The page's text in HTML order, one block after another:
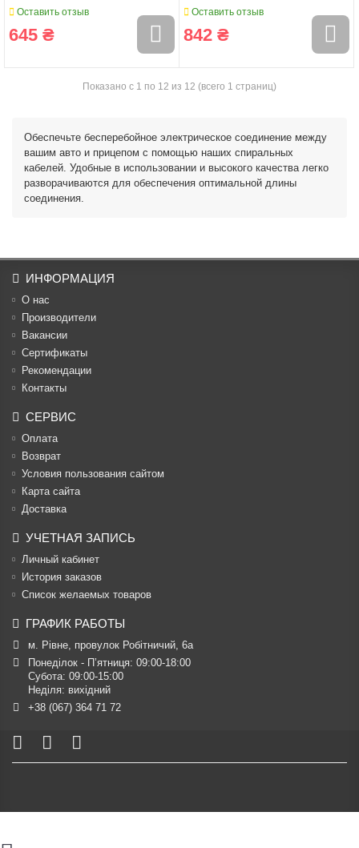
Оставить отзыв
645 ₴
Оставить отзыв
842 ₴
Показано с 1 по 12 из 12 (всего 1 страниц)
Обеспечьте бесперебойное электрическое соединение между
вашим авто и прицепом с помощью наших спиральных
кабелей. Удобные в использовании и высокого качества легко
разворачиваются для обеспечения оптимальной длины
соединения.
ИНФОРМАЦИЯ
О нас
Производители
Вакансии
Cертификаты
Рекомендации
Контакты
СЕРВИС
Оплата
Возврат
Условия пользования сайтом
Карта сайта
Доставка
УЧЕТНАЯ ЗАПИСЬ
Личный кабинет
История заказов
Список желаемых товаров
ГРАФИК РАБОТЫ
м. Рівне, провулок Робітничий, 6а
Понеділок - П’ятниця: 09:00-18:00
Субота: 09:00-15:00
Неділя: вихідний
+38 (067) 364 71 72